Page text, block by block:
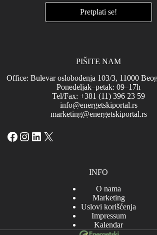
PIŠITE NAM
Office: Bulevar oslobođenja 103/3, 11000
Ponedeljak–petak: 09–17h
Tel/Fax: +381 (11) 396 23 59
info@energetskiportal.rs
marketing@energetskiportal.rs
Facebook
Instagram
LinkedIn
X
INFO
O nama
Marketing
Uslovi korišćenja
Impressum
Kalendar